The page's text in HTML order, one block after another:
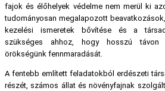
fajok és élőhelyek védelme nem merül ki
tudományosan megalapozott
kezelési ismeretek bővítése és a
szükséges ahhoz, hogy hosszú távon
örökségünk fennmaradását.
A fentebb említett feladatokból erdészeti
részét, számos állat és növényfajnak